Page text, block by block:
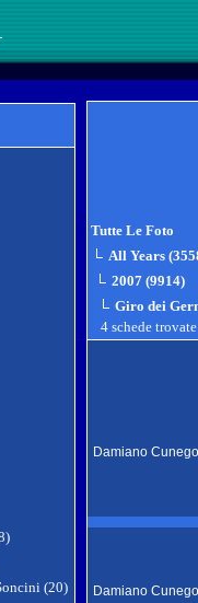
(20)
Tutte Le Foto
All Years
2007 (9914)
Giro dei
4 schede
Damiano Cunego
Damiano Cunego